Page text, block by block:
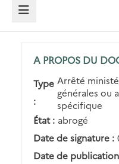
MENU
A PROPOS DU
Type
:
Arrêté
générales ou
spécifique
État : abrogé
Date de signature :
Date de